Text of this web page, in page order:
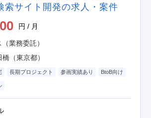
索サイト開発の求人・案件
円 / 月
業務委託）
（東京都）
長期プロジェクト 参画実績あり BtoB向け